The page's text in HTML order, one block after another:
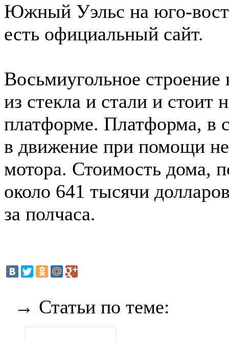
Южный Уэльс на юго-
есть официальный сайт.
Восьмиугольное
из стекла и стали и
платформе. Платформа, в
в движение при помощи
мотора. Стоимость дома,
около 641 тысячи
за полчаса.
→ Статьи по теме: